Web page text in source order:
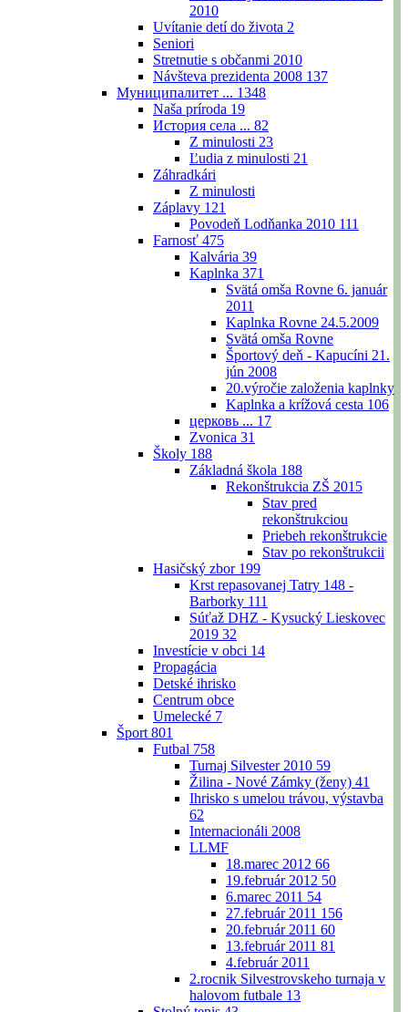
2010
Uvítanie detí do života 2
Seniori
Stretnutie s občanmi 2010
Návšteva prezidenta 2008 137
Муниципалитет ... 1348
Naša príroda 19
История села ... 82
Z minulosti 23
Ľudia z minulosti 21
Záhradkári
Z minulosti
Záplavy 121
Povodeň Lodňanka 2010 111
Farnosť 475
Kalvária 39
Kaplnka 371
Svätá omša Rovne 6. január
2011
Kaplnka Rovne 24.5.2009
Svätá omša Rovne
Športový deň - Kapucíni 21.
jún 2008
20.výročie založenia kaplnky
Kaplnka a krížová cesta 106
церковь ... 17
Zvonica 31
Školy 188
Základná škola 188
Rekonštrukcia ZŠ 2015
Stav pred
rekonštrukciou
Priebeh rekonštrukcie
Stav po rekonštrukcii
Hasičský zbor 199
Krst repasovanej Tatry 148 -
Barborky 111
Súťaž DHZ - Kysucký Lieskovec
2019 32
Investície v obci 14
Propagácia
Detské ihrisko
Centrum obce
Umelecké 7
Šport 801
Futbal 758
Turnaj Silvester 2010 59
Žilina - Nové Zámky (ženy) 41
Ihrisko s umelou trávou, výstavba
62
Internacionáli 2008
LLMF
18.marec 2012 66
19.február 2012 50
6.marec 2011 54
27.február 2011 156
20.február 2011 60
13.február 2011 81
4.február 2011
2.rocnik Silvestrovskeho turnaja v
halovom futbale 13